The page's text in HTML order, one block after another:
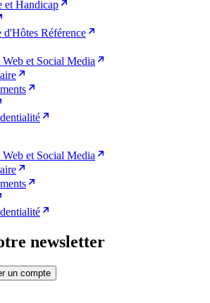
et Handicap
Référence
et Social Media
et Social Media
newsletter
un compte